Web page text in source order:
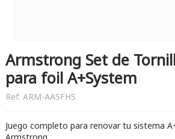
Armstrong Set de
para foil A+System
Ref: ARM-AASFHS
Juego completo para renovar tu sistema